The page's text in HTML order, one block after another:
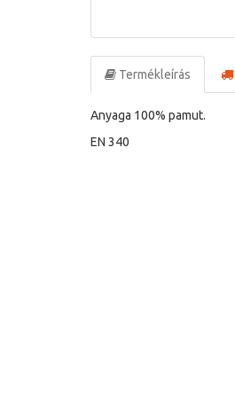
Termékleírás
Anyaga 100% pamut.
EN 340